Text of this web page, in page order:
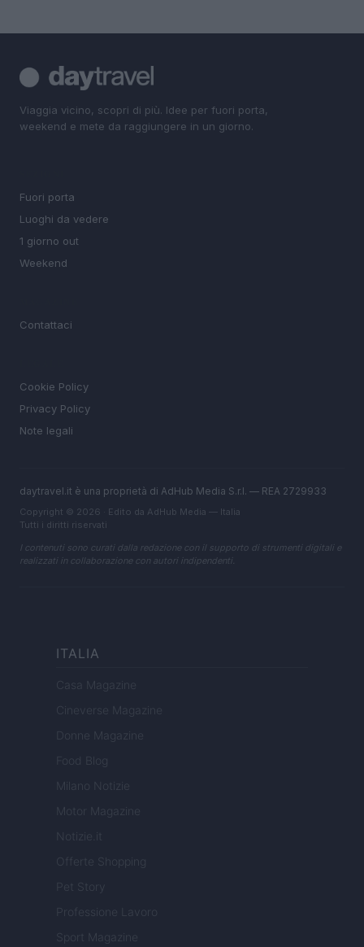
Viaggia vicino, scopri di più. Idee per fuori porta,
weekend e mete da raggiungere in un giorno.
Fuori porta
Luoghi da vedere
1 giorno out
Weekend
Contattaci
Cookie Policy
Privacy Policy
Note legali
daytravel.it è una proprietà di AdHub Media S.r.l. — REA 2729933
Copyright © 2026 · Edito da AdHub Media — Italia
Tutti i diritti riservati
I contenuti sono curati dalla redazione con il supporto di strumenti digitali e
realizzati in collaborazione con autori indipendenti.
ITALIA
Casa Magazine
Cineverse Magazine
Donne Magazine
Food Blog
Milano Notizie
Motor Magazine
Notizie.it
Offerte Shopping
Pet Story
Professione Lavoro
Sport Magazine